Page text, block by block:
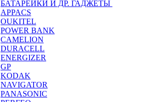
БАТАРЕЙКИ И ДР. ГАДЖЕТЫ
APPACS
OUKITEL
POWER BANK
CAMELION
DURACELL
ENERGIZER
GP
KODAK
NAVIGATOR
PANASONIC